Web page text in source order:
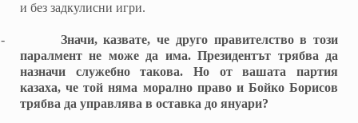
и без задкулисни игри.
-
Значи, казвате, че друго правителство в този
паралмент не може да има. Президентът трябва да
назначи служебно такова. Но от вашата партия
казаха, че той няма морално право и Бойко Борисов
трябва да управлява в оставка до януари?